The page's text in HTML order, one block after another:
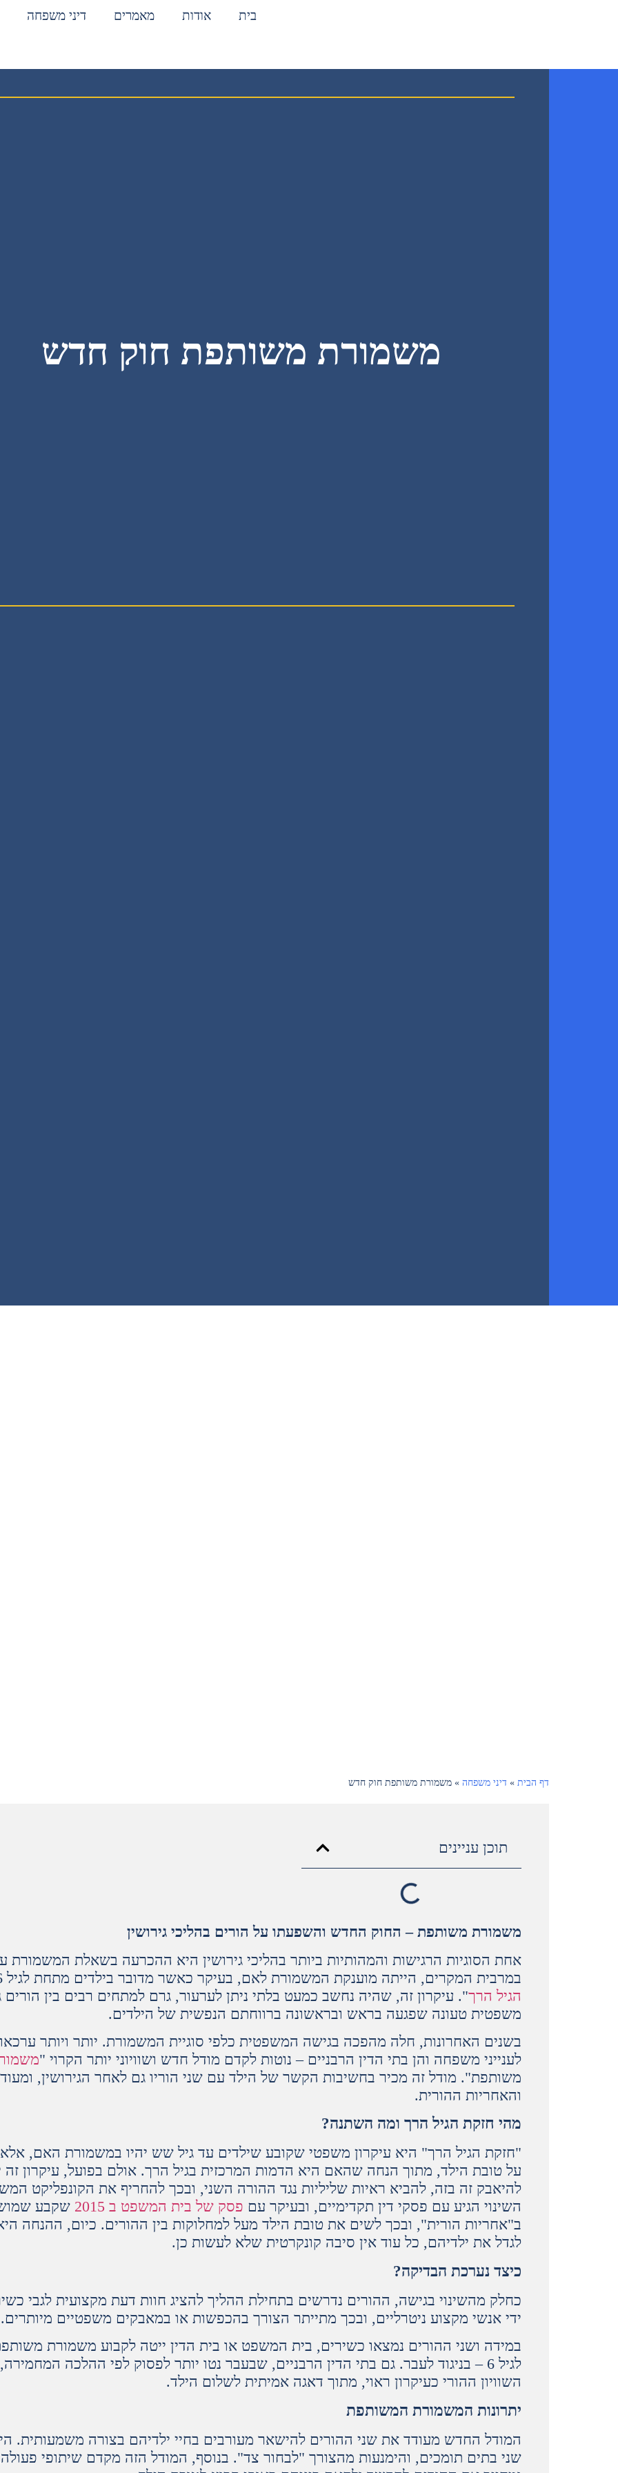
בית אודות מאמרים דיני משפחה
משמורת משותפת חוק חדש
דף הבית » דיני משפחה » משמורת משותפת חוק חדש
תוכן עניינים
משמורת משותפת – החוק החדש והשפעתו על הורים בהליכי גירושין
אחת הסוגיות הרגישות והמהותיות ביותר בהליכי גירושין היא ההכרעה בשאלת
במרבית המקרים, הייתה מוענקת המשמורת לאם, בעיקר כאשר מדובר בילדים מתחת לגיל 6 – עיקרון משפטי שנקרא "
הגיל הרך". עיקרון זה, שהיה נחשב כמעט בלתי ניתן לערעור, גרם למתחים רבים בין
משפטית טעונה שפגעה בראש ובראשונה ברווחתם הנפשית של הילדים.
בשנים האחרונות, חלה מהפכה בגישה המשפטית כלפי סוגיית המשמורת. יותר ויותר
לענייני משפחה והן בתי הדין הרבניים – נוטות לקדם מודל חדש ושוויוני יותר הקרוי "
משותפת". מודל זה מכיר בחשיבות הקשר של הילד עם שני הוריו גם לאחר הגירושין,
והאחריות ההורית.
מהי חזקת הגיל הרך ומה השתנה?
"חזקת הגיל הרך" היא עיקרון משפטי שקובע שילדים עד גיל שש יהיו במשמורת האם,
על טובת הילד, מתוך הנחה שהאם היא הדמות המרכזית בגיל הרך. אולם בפועל, עיקרון זה
להיאבק זה בזה, להביא ראיות שליליות נגד ההורה השני, ובכך להחריף את הקונפליקט
השינוי הגיע עם פסקי דין תקדימיים, ובעיקר עם פסק של בית המשפט ב 2015
שקבע
ב"אחריות הורית", ובכך לשים את טובת הילד מעל למחלוקות בין ההורים. כיום, ההנחה
לגדל את ילדיהם, כל עוד אין סיבה קונקרטית שלא לעשות כן.
כיצד נערכת הבדיקה?
כחלק מהשינוי בגישה, ההורים נדרשים בתחילת ההליך להציג חוות דעת מקצועית לגבי
ידי אנשי מקצוע ניטרליים, ובכך מתייתר הצורך בהכפשות או במאבקים משפטיים מיותרים.
במידה ושני ההורים נמצאו כשירים, בית המשפט או בית הדין ייטה לקבוע משמורת
לגיל 6 – בניגוד לעבר. גם בתי הדין הרבניים, שבעבר נטו יותר לפסוק לפי ההלכה
השוויון ההורי כעיקרון ראוי, מתוך דאגה אמיתית לשלום הילד.
יתרונות המשמורת המשותפת
המודל החדש מעודד את שני ההורים להישאר מעורבים בחיי ילדיהם בצורה משמעותית.
שני בתים תומכים, והימנעות מהצורך "לבחור צד". בנוסף, המודל הזה מקדם שיתופי